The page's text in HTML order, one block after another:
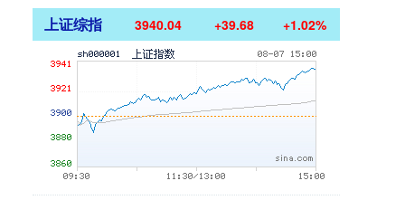
上证综指 3940.04 +39.68 +1.02%